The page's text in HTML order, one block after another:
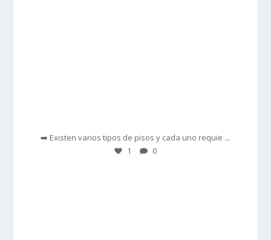
➡️ Existen varios tipos de pisos y cada uno requie ...
1 0